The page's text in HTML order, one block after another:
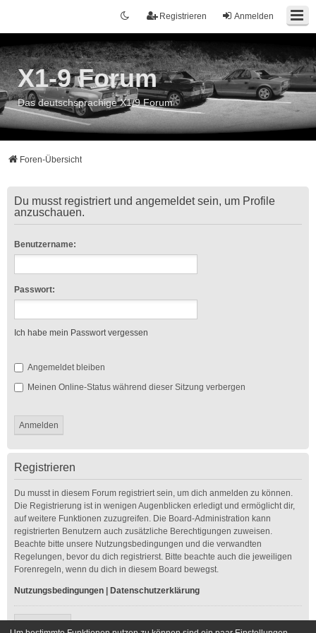
Anmelden
Registrieren
X1-9 Forum
Das deutschsprachige X1/9 Forum
Foren-Übersicht
Du musst registriert und angemeldet sein, um Profile
anzuschauen.
Benutzername:
Passwort:
Ich habe mein Passwort vergessen
Angemeldet bleiben
Meinen Online-Status während dieser Sitzung verbergen
Registrieren
Du musst in diesem Forum registriert sein, um dich anmelden zu können.
Die Registrierung ist in wenigen Augenblicken erledigt und ermöglicht dir,
auf weitere Funktionen zuzugreifen. Die Board-Administration kann
registrierten Benutzern auch zusätzliche Berechtigungen zuweisen.
Beachte bitte unsere Nutzungsbedingungen und die verwandten
Regelungen, bevor du dich registrierst. Bitte beachte auch die jeweiligen
Forenregeln, wenn du dich in diesem Board bewegst.
Nutzungsbedingungen Datenschutzerklärung